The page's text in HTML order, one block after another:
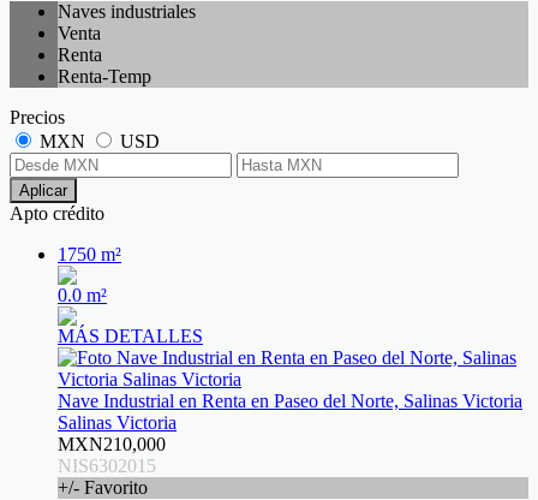
Naves industriales
Venta
Renta
Renta-Temp
Precios
MXN
USD
Aplicar
Apto crédito
1750 m²
0.0 m²
MÁS DETALLES
Nave Industrial en Renta en Paseo del Norte, Salinas Victoria
Salinas Victoria
MXN210,000
NIS6302015
+/- Favorito